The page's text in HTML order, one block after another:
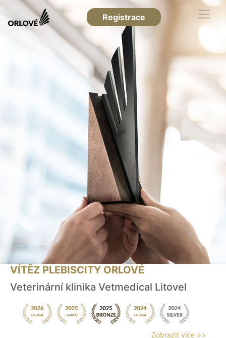
Registrace
VÍTĚZ PLEBISCITY ORLOVÉ
Veterinární klinika Vetmedical Litovel
Zobrazit více >>